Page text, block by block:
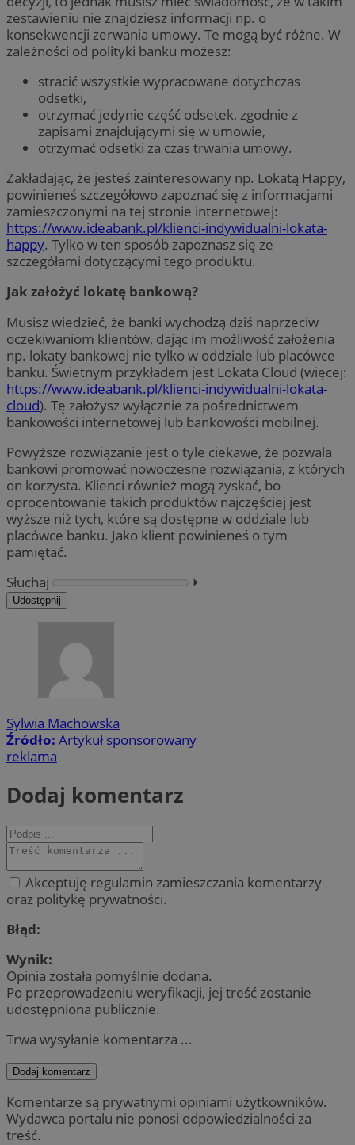
zestawieniu nie znajdziesz informacji np. o
konsekwencji zerwania umowy. Te mogą być różne. W
zależności od polityki banku możesz:
stracić wszystkie wypracowane dotychczas
odsetki,
otrzymać jedynie część odsetek, zgodnie z
zapisami znajdującymi się w umowie,
otrzymać odsetki za czas trwania umowy.
Zakładając, że jesteś zainteresowany np. Lokatą Happy,
powinieneś szczegółowo zapoznać się z informacjami
zamieszczonymi na tej stronie internetowej:
https://www.ideabank.pl/klienci-indywidualni-lokata-
happy. Tylko w ten sposób zapoznasz się ze
szczegółami dotyczącymi tego produktu.
Jak założyć lokatę bankową?
Musisz wiedzieć, że banki wychodzą dziś naprzeciw
oczekiwaniom klientów, dając im możliwość założenia
np. lokaty bankowej nie tylko w oddziale lub placówce
banku. Świetnym przykładem jest Lokata Cloud (więcej:
https://www.ideabank.pl/klienci-indywidualni-lokata-
cloud). Tę założysz wyłącznie za pośrednictwem
bankowości internetowej lub bankowości mobilnej.
Powyższe rozwiązanie jest o tyle ciekawe, że pozwala
bankowi promować nowoczesne rozwiązania, z których
on korzysta. Klienci również mogą zyskać, bo
oprocentowanie takich produktów najczęściej jest
wyższe niż tych, które są dostępne w oddziale lub
placówce banku. Jako klient powinieneś o tym
pamiętać.
Słuchaj
⏵︎
Udostępnij
Sylwia Machowska
Źródło: Artykuł sponsorowany
reklama
Dodaj komentarz
Akceptuję regulamin zamieszczania komentarzy
oraz politykę prywatności.
Błąd:
Wynik:
Opinia została pomyślnie dodana.
Po przeprowadzeniu weryfikacji, jej treść zostanie
udostępniona publicznie.
Trwa wysyłanie komentarza ...
Dodaj komentarz
Komentarze są prywatnymi opiniami użytkowników.
Wydawca portalu nie ponosi odpowiedzialności za
treść.